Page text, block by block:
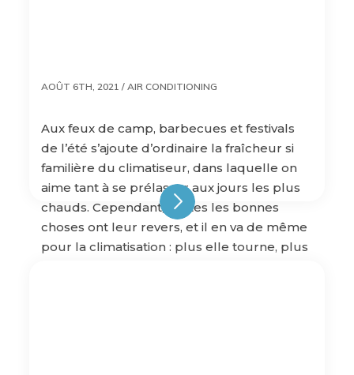
AOÛT 6TH, 2021 /AIR CONDITIONING
Aux feux de camp, barbecues et festivals
de l’été s’ajoute d’ordinaire la fraîcheur si
familière du climatiseur, dans laquelle on
aime tant à se prélasser aux jours les plus
chauds. Cependant, toutes les bonnes
choses ont leur revers, et il en va de même
pour la climatisation : plus elle tourne, plus